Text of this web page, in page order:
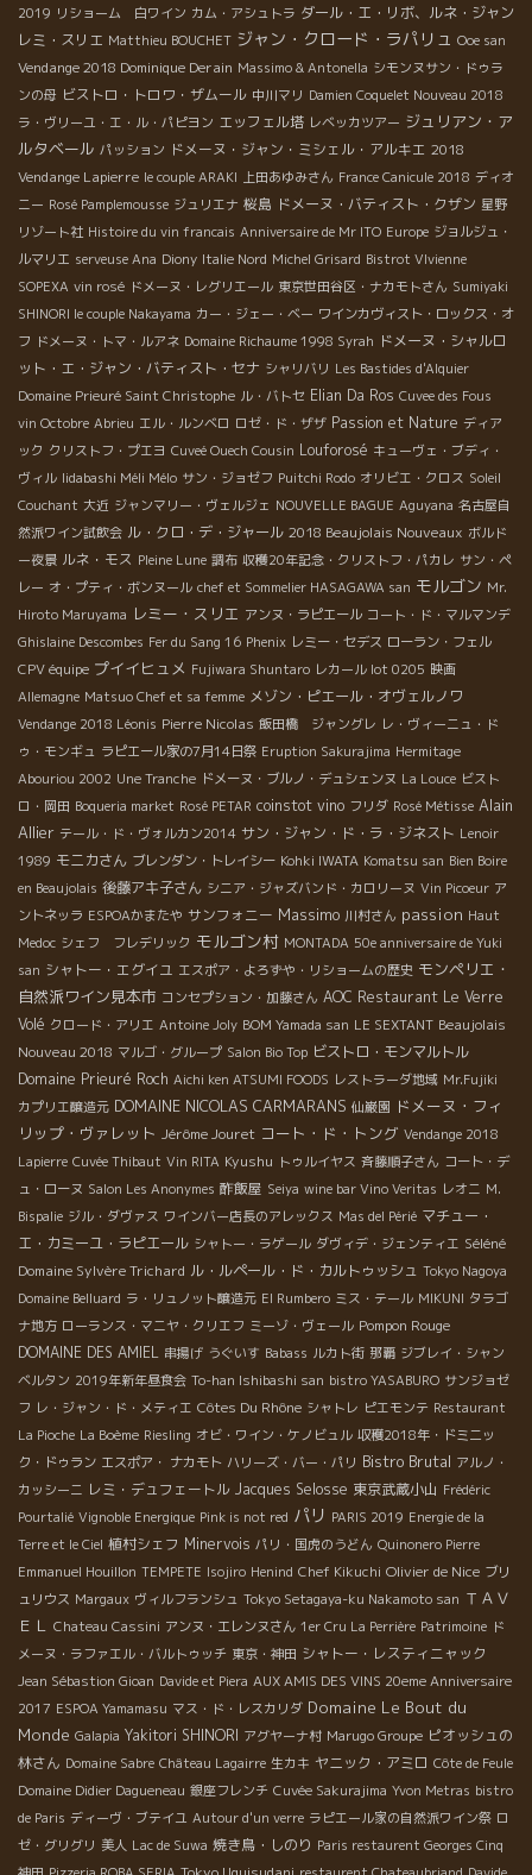
2019 リショーム 白ワイン カム・アシュトラ ダール・エ・リボ、ルネ・ジャン
レミ・スリエ Matthieu BOUCHET ジャン・クロード・ラパリュ Ooe san
Vendange 2018 Dominique Derain Massimo & Antonella シモンヌサン・ドゥラ
ンの母 ビストロ・トロワ・ザムール 中川マリ Damien Coquelet Nouveau 2018
ラ・ヴリーユ・エ・ル・パピヨン エッフェル塔 レベッカツアー ジュリアン・ア
ルタベール パッション ドメーヌ・ジャン・ミシェル・アルキエ 2018
Vendange Lapierre le couple ARAKI 上田あゆみさん France Canicule 2018 ディオ
ニー Rosé Pamplemousse ジュリエナ 桜島 ドメーヌ・バティスト・クザン 星野
リゾート社 Histoire du vin francais Anniversaire de Mr ITO Europe ジョルジュ・
ルマリエ serveuse Ana Diony Italie Nord Michel Grisard Bistrot VIvienne
SOPEXA vin rosé ドメーヌ・レグリエール 東京世田谷区・ナカモトさん Sumiyaki
SHINORI le couple Nakayama カー・ジェー・ベー ワインカヴィスト・ロックス・オ
フ ドメーヌ・トマ・ルアネ Domaine Richaume 1998 Syrah ドメーヌ・シャルロ
ット・エ・ジャン・バティスト・セナ シャリバリ Les Bastides d'Alquier
Domaine Prieuré Saint Christophe ル・バトセ Elian Da Ros Cuvee des Fous
vin Octobre Abrieu エル・ルンベロ ロゼ・ド・ザザ Passion et Nature ディア
ック クリストフ・プエヨ Cuveé Ouech Cousin Louforosé キューヴェ・ブディ・
ヴィル Iidabashi Méli Mélo サン・ジョゼフ Puitchi Rodo オリビエ・クロス Soleil
Couchant 大近 ジャンマリー・ヴェルジェ NOUVELLE BAGUE Aguyana 名古屋自
然派ワイン試飲会 ル・クロ・デ・ジャール 2018 Beaujolais Nouveaux ボルド
ー夜景 ルネ・モス Pleine Lune 調布 収穫20年記念・クリストフ・パカレ サン・ペ
レー オ・プティ・ボンヌール chef et Sommelier HASAGAWA san モルゴン Mr.
Hiroto Maruyama レミー・スリエ アンヌ・ラピエール コート・ド・マルマンデ
Ghislaine Descombes Fer du Sang 16 Phenix レミー・セデス ローラン・フェル
CPV équipe プイイヒュメ Fujiwara Shuntaro レカール lot 0205 映画
Allemagne Matsuo Chef et sa femme メゾン・ピエール・オヴェルノワ
Vendange 2018 Léonis Pierre Nicolas 飯田橋 ジャングレ レ・ヴィーニュ・ド
ゥ・モンギュ ラピエール家の7月14日祭 Eruption Sakurajima Hermitage
Abouriou 2002 Une Tranche ドメーヌ・ブルノ・デュシェンヌ La Louce ビスト
ロ・岡田 Boqueria market Rosé PETAR coinstot vino フリダ Rosé Métisse Alain
Allier テール・ド・ヴォルカン2014 サン・ジャン・ド・ラ・ジネスト Lenoir
1989 モニカさん ブレンダン・トレイシー Kohki IWATA Komatsu san Bien Boire
en Beaujolais 後藤アキ子さん シニア・ジャズバンド・カロリーヌ Vin Picoeur ア
ントネッラ ESPOAかまたや サンフォニー Massimo 川村さん passion Haut
Medoc シェフ フレデリック モルゴン村 MONTADA 50e anniversaire de Yuki
san シャトー・エグイユ エスポア・よろずや・リショームの歴史 モンペリエ・
自然派ワイン見本市 コンセプション・加藤さん AOC Restaurant Le Verre
Volé クロード・アリエ Antoine Joly BOM Yamada san LE SEXTANT Beaujolais
Nouveau 2018 マルゴ・グループ Salon Bio Top ビストロ・モンマルトル
Domaine Prieuré Roch Aichi ken ATSUMI FOODS レストラーダ地域 Mr.Fujiki
カプリエ醸造元 DOMAINE NICOLAS CARMARANS 仙巌園 ドメーヌ・フィ
リップ・ヴァレット Jérôme Jouret コート・ド・トング Vendange 2018
Lapierre Cuvée Thibaut Vin RITA Kyushu トゥルイヤス 斉藤順子さん コート・デ
ュ・ローヌ Salon Les Anonymes 酢飯屋 Seiya wine bar Vino Veritas レオニ M.
Bispalie ジル・ダヴァス ワインバー店長のアレックス Mas del Périé マチュー・
エ・カミーユ・ラピエール シャトー・ラゲール ダヴィデ・ジェンティエ Séléné
Domaine Sylvère Trichard ル・ルペール・ド・カルトゥッシュ Tokyo Nagoya
Domaine Belluard ラ・リュノット醸造元 El Rumbero ミス・テール MIKUNI タラゴ
ナ地方 ローランス・マニヤ・クリエフ ミーゾ・ヴェール Pompon Rouge
DOMAINE DES AMIEL 串揚げ うぐいす Babass ルカト街 那覇 ジブレイ・シャン
ベルタン 2019年新年昼食会 To-han Ishibashi san bistro YASABURO サンジョゼ
フ レ・ジャン・ド・メティエ Côtes Du Rhône シャトレ ピエモンテ Restaurant
La Pioche La Boème Riesling オビ・ワイン・ケノビュル 収穫2018年・ドミニッ
ク・ドゥラン エスポア・ ナカモト ハリーズ・バー・パリ Bistro Brutal アルノ・
カッシーニ レミ・デュフェートル Jacques Selosse 東京武蔵小山 Frédéric
Pourtalié Vignoble Energique Pink is not red パリ PARIS 2019 Energie de la
Terre et le Ciel 植村シェフ Minervois パリ・国虎のうどん Quinonero Pierre
Emmanuel Houillon TEMPETE Isojiro Henind Chef Kikuchi Olivier de Nice ブリ
ュリウス Margaux ヴィルフランシュ Tokyo Setagaya-ku Nakamoto san ＴＡＶ
ＥＬ Chateau Cassini アンヌ・エレンヌさん 1er Cru La Perrière Patrimoine ド
メーヌ・ラファエル・バルトゥッチ 東京・神田 シャトー・レスティニャック
Jean Sébastion Gioan Davide et Piera AUX AMIS DES VINS 20eme Anniversaire
2017 ESPOA Yamamasu マス・ド・レスカリダ Domaine Le Bout du
Monde Galapia Yakitori SHINORI アグヤーナ村 Marugo Groupe ピオッシュの
林さん Domaine Sabre Château Lagairre 生カキ ヤニック・アミロ Côte de Feule
Domaine Didier Dagueneau 銀座フレンチ Cuvée Sakurajima Yvon Metras bistro
de Paris ディーヴ・ブテイユ Autour d'un verre ラピエール家の自然派ワイン祭 ロ
ゼ・グリグリ 美人 Lac de Suwa 焼き鳥・しのり Paris restaurent Georges Cinq